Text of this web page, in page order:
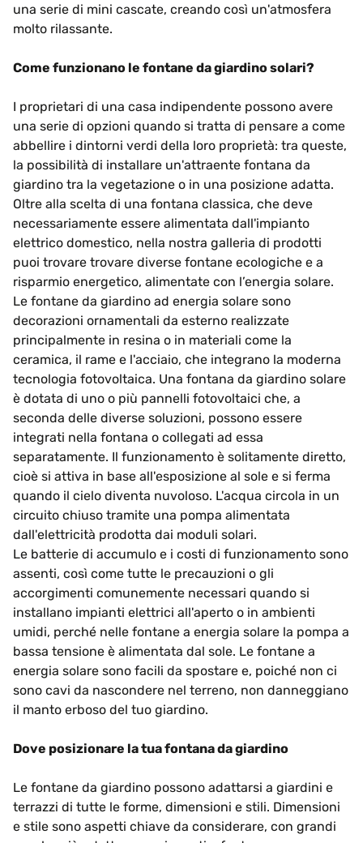
una serie di mini cascate, creando così un'atmosfera
molto rilassante.
Come funzionano le fontane da giardino solari?
I proprietari di una casa indipendente possono avere
una serie di opzioni quando si tratta di pensare a come
abbellire i dintorni verdi della loro proprietà: tra queste,
la possibilità di installare un'attraente fontana da
giardino tra la vegetazione o in una posizione adatta.
Oltre alla scelta di una fontana classica, che deve
necessariamente essere alimentata dall'impianto
elettrico domestico, nella nostra galleria di prodotti
puoi trovare trovare diverse fontane ecologiche e a
risparmio energetico, alimentate con l’energia solare.
Le fontane da giardino ad energia solare sono
decorazioni ornamentali da esterno realizzate
principalmente in resina o in materiali come la
ceramica, il rame e l'acciaio, che integrano la moderna
tecnologia fotovoltaica. Una fontana da giardino solare
è dotata di uno o più pannelli fotovoltaici che, a
seconda delle diverse soluzioni, possono essere
integrati nella fontana o collegati ad essa
separatamente. Il funzionamento è solitamente diretto,
cioè si attiva in base all'esposizione al sole e si ferma
quando il cielo diventa nuvoloso. L'acqua circola in un
circuito chiuso tramite una pompa alimentata
dall'elettricità prodotta dai moduli solari.
Le batterie di accumulo e i costi di funzionamento sono
assenti, così come tutte le precauzioni o gli
accorgimenti comunemente necessari quando si
installano impianti elettrici all'aperto o in ambienti
umidi, perché nelle fontane a energia solare la pompa a
bassa tensione è alimentata dal sole. Le fontane a
energia solare sono facili da spostare e, poiché non ci
sono cavi da nascondere nel terreno, non danneggiano
il manto erboso del tuo giardino.
Dove posizionare la tua fontana da giardino
Le fontane da giardino possono adattarsi a giardini e
terrazzi di tutte le forme, dimensioni e stili. Dimensioni
e stile sono aspetti chiave da considerare, con grandi